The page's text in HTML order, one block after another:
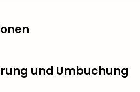
und Umbuchung